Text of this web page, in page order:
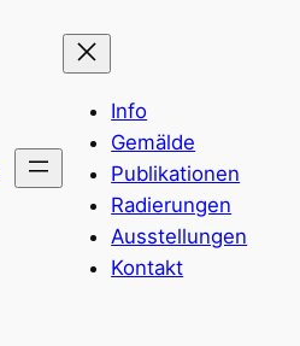
Info
Gemälde
Publikationen
Radierungen
Ausstellungen
Kontakt